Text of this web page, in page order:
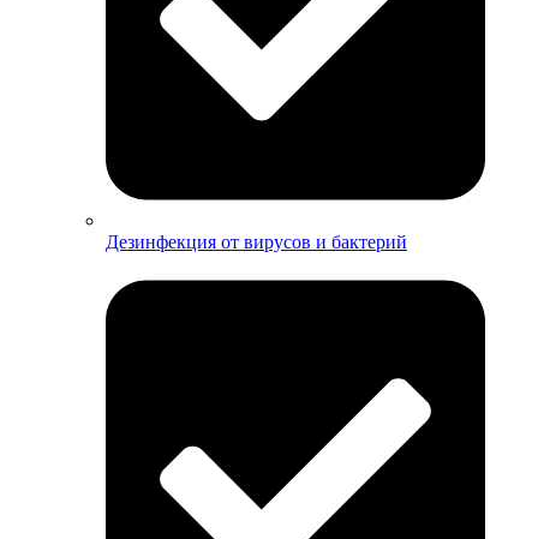
Дезинфекция от вирусов и бактерий